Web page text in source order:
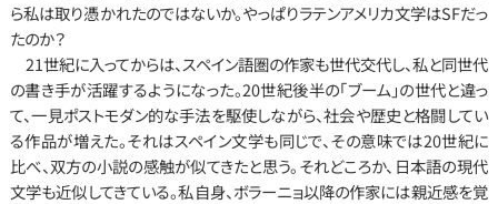
ら私は取り憑かれたのではないか。やっぱりラテンアメリカ文学はSFだっ
たのか？
21世紀に入ってからは、スペイン語圏の作家も世代交代し、私と同世代
の書き手が活躍するようになった。20世紀後半の「ブーム」の世代と違っ
て、一見ポストモダン的な手法を駆使しながら、社会や歴史と格闘してい
る作品が増えた。それはスペイン文学も同じで、その意味では20世紀に
比べ、双方の小説の感触が似てきたと思う。それどころか、日本語の現代
文学も近似してきている。私自身、ボラーニョ以降の作家には親近感を覚